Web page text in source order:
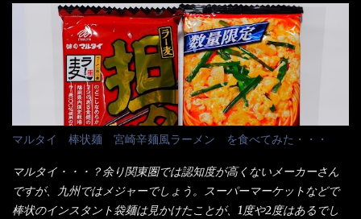
1280円と云った感じです。 で私は幾らで、メガドンキでゲットし
たかって？ それは非常に言いづらい・・・色々と各方面へ忖度し
て、激安だったとだけ申し上げましょう。 早速1袋を大釜で茹で～
ハイ、約15分ほど茹で上げた状態です。 当家には、高齢者がいる
ので少し柔らかく・・・ 茹で上がった饂飩は、お店の饂飩に比べ
＜細い＞です。 どちらかと云えば、稲庭饂飩的な太さですね。 さ
てこれを、どの様に食べるか？ 長葱無かったので、玉葱を刻んで
八王子ラーメン風月見つけうどん！ 冷やし釜あげうどん～です。
ラーメン丼に、冷水を軽く張って饂飩を盛り付け、お椀に昆布出
汁つゆと長葱に山葵です。 これでツルツル～と頂きました。 良い
じゃないか～...
当している。 まずはこれを見て欲しい！ カウンターに置かれた＜
お皿＞である。 直ぐに気づいたでしょう！ 何かキャベツが山じ
ゃないか！？ ハイ、山です。 これが標準なのです。 普通のとん
かつ屋のキャベツと比べたら、10人前ほどあるか？ 値段的には、
メイン（主流は1,000超）＋定食セット350円程と値段的には、そ
れ程では安い訳でも無いが、客足が絶えない人気店である。 そん
なメニューのなかで、リーズナブルで頂ける＜映え＞るメニュー
が＜カツカレー＞だ！ これです。 当時1,000円税込だった
が・・・今も変わらないと思うけど・・・ これが出てくると、カ
ウンター中からOH～と声が飛ぶ！ 写真は、キャベツ少なめでお願
いしています。 皿のサイズは、直径30cmほどあります。 そこに
マルタイ 棒状麺 宮崎辛麺風ラーメン を食べてみた・・・
マルタイ・・・？余り関東圏では認知度が高くないメーカーさん
ですが、九州ではメジャーでしょう。スーパーマーケットなどで
棒状のインスタント袋麺は見かけたことが、1度や2度はあるでし